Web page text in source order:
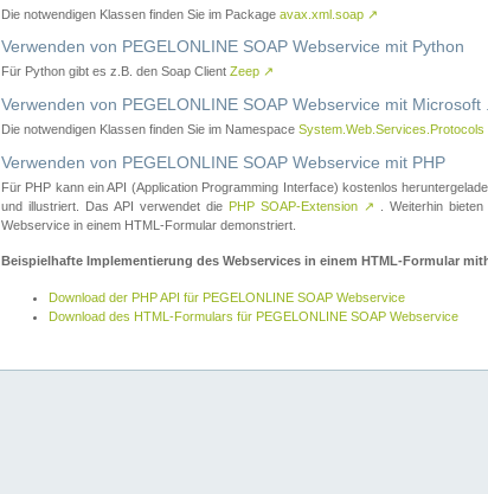
Die notwendigen Klassen finden Sie im Package avax.xml.soap ↗
Verwenden von PEGELONLINE SOAP Webservice mit Python
Für Python gibt es z.B. den Soap Client Zeep ↗
Verwenden von PEGELONLINE SOAP Webservice mit Microsoft
Die notwendigen Klassen finden Sie im Namespace System.Web.Services.Protocols
Verwenden von PEGELONLINE SOAP Webservice mit PHP
Für PHP kann ein API (Application Programming Interface) kostenlos
und illustriert. Das API verwendet die PHP SOAP-Extension ↗ . Weiterhin bieten
Webservice in einem HTML-Formular demonstriert.
Beispielhafte Implementierung des Webservices in einem HTML-Formular
Download der PHP API für PEGELONLINE SOAP Webservice
Download des HTML-Formulars für PEGELONLINE SOAP Webservice